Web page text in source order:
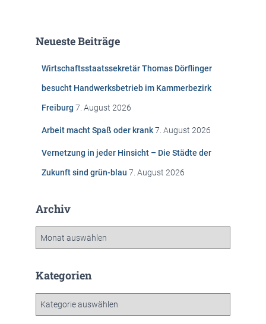
n
Neueste Beiträge
Wirtschaftsstaatssekretär Thomas Dörflinger
besucht Handwerksbetrieb im Kammerbezirk
Freiburg 7. August 2026
Arbeit macht Spaß oder krank7. August 2026
Vernetzung in jeder Hinsicht – Die Städte der
Zukunft sind grün-blau 7. August 2026
Archiv
h
Kategorien